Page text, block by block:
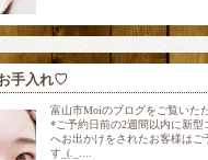
手入れ♡
富山市Moiのブログをご覧いた
*ご予約日前の2週間以内に新
へお出かけをされたお客様はご
す_(._....